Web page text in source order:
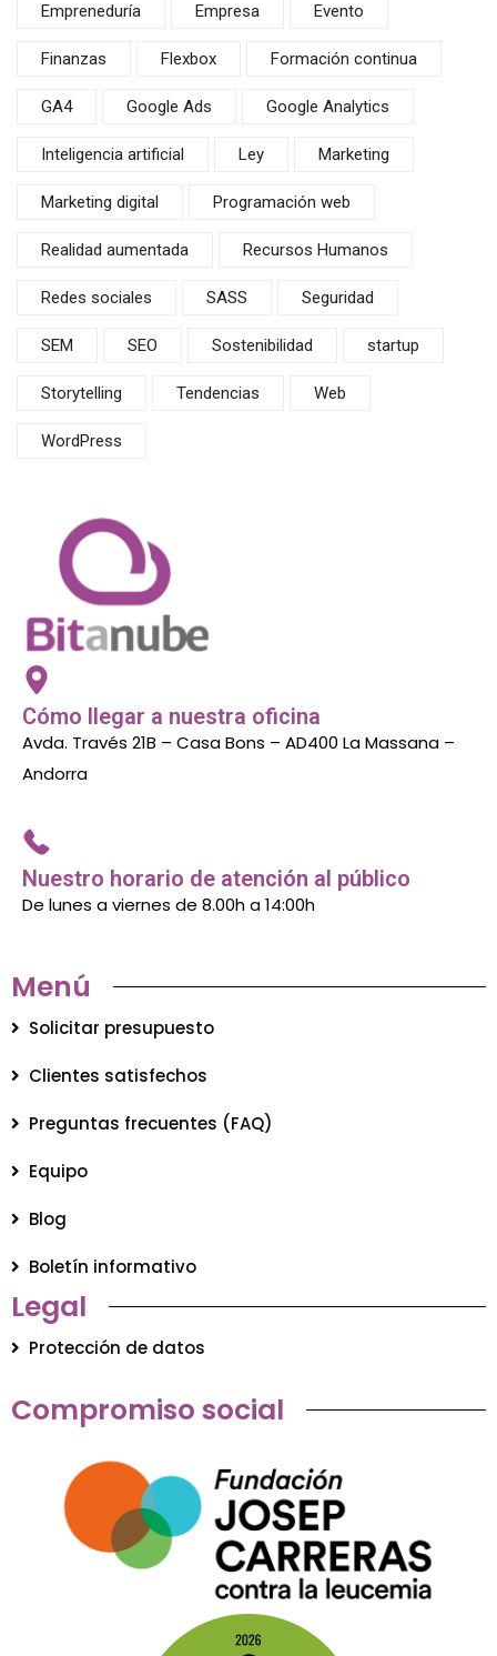
Empreneduría Empresa Evento
Finanzas Flexbox Formación continua
GA4 Google Ads Google Analytics
Inteligencia artificial Ley Marketing
Marketing digital Programación web
Realidad aumentada Recursos Humanos
Redes sociales SASS Seguridad
SEM SEO Sostenibilidad startup
Storytelling Tendencias Web
WordPress
Cómo llegar a nuestra oficina
Avda. Través 21B – Casa Bons – AD400 La Massana –
Andorra
Nuestro horario de atención al público
De lunes a viernes de 8.00h a 14:00h
Menú
Solicitar presupuesto
Clientes satisfechos
Preguntas frecuentes (FAQ)
Equipo
Blog
Boletín informativo
Legal
Protección de datos
Compromiso social